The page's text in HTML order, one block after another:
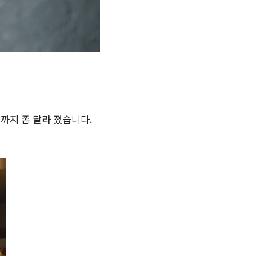
지 좀 달라 졌습니다.